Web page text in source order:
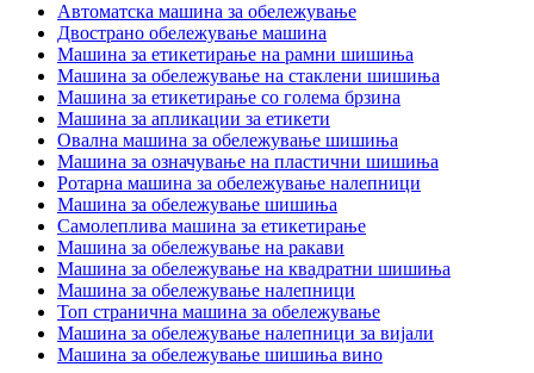
Автоматска машина за обележување
Двострано обележување машина
Машина за етикетирање на рамни шишиња
Машина за обележување на стаклени шишиња
Машина за етикетирање со голема брзина
Машина за апликации за етикети
Овална машина за обележување шишиња
Машина за означување на пластични шишиња
Ротарна машина за обележување налепници
Машина за обележување шишиња
Самолеплива машина за етикетирање
Машина за обележување на ракави
Машина за обележување на квадратни шишиња
Машина за обележување налепници
Топ странична машина за обележување
Машина за обележување налепници за вијали
Машина за обележување шишиња вино